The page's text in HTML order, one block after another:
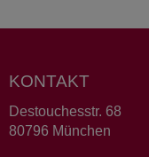
KONTAKT
Destouchesstr. 68
80796 München